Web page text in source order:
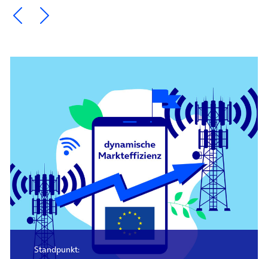
Ein Element zurück blättern
Ein Element weiter blättern
Standpunkt: